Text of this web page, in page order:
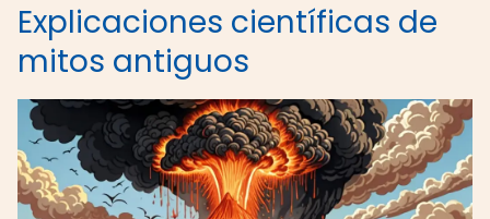
Explicaciones científicas de
mitos antiguos